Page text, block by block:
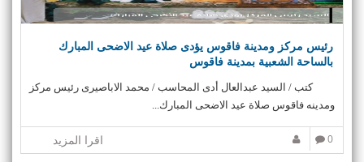
رئيس مركز ومدينة فاقوس يؤدى صلاة عيد الاضحى المبارك
بالساحة الشعبية بمدينة فاقوس
كتب / السيد عبدالعال أدى المحاسب / محمد الاباصيرى رئیس مرکز
ومدينه فاقوس صلاة عيد الاضحى المبارك...
اقرا المزيد 0